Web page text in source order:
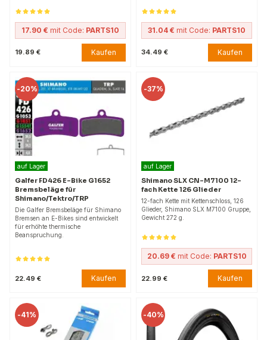
17.90 € mit Code: PARTS10
19.89 € Kaufen
31.04 € mit Code: PARTS10
34.49 € Kaufen
-20%
auf Lager
Galfer FD426 E-Bike G1652
Bremsbeläge für
Shimano/Tektro/TRP
Die Galfer Bremsbeläge für Shimano
Bremsen an E-Bikes sind entwickelt
für erhöhte thermische
Beanspruchung.
22.49 € Kaufen
-37%
auf Lager
Shimano SLX CN-M7100 12-
fach Kette 126 Glieder
12-fach Kette mit Kettenschloss, 126
Glieder, Shimano SLX M7100 Gruppe,
Gewicht 272 g.
20.69 € mit Code: PARTS10
22.99 € Kaufen
-41% -40%